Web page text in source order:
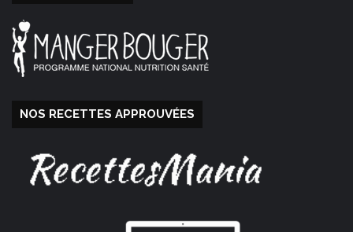
NOS RECETTES APPROUVÉES